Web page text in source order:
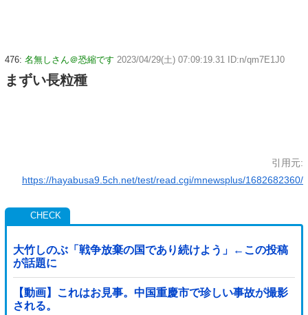
476: 名無しさん＠恐縮です 2023/04/29(土) 07:09:19.31 ID:n/qm7E1J0
まずい長粒種
引用元:
https://hayabusa9.5ch.net/test/read.cgi/mnewsplus/1682682360/
大竹しのぶ「戦争放棄の国であり続けよう」←この投稿
が話題に
【動画】これはお見事。中国重慶市で珍しい事故が撮影
される。